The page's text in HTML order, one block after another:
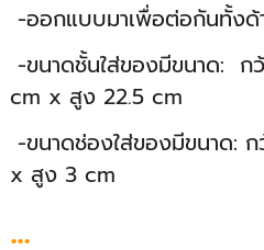
-ออกแบบมาเพื่อต่อกันทั้งด้
-ขนาดชั้นใส่ของมีขนาด: ก
cm x สูง 22.5 cm
-ขนาดช่องใส่ของมีขนาด:
x สูง 3 cm
...